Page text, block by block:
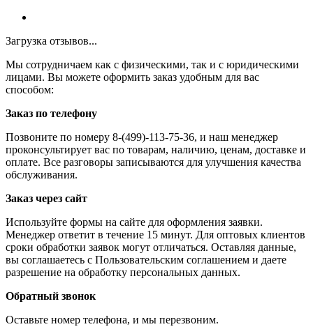
Загрузка отзывов...
Мы сотрудничаем как с физическими, так и с юридическими
лицами. Вы можете оформить заказ удобным для вас
способом:
Заказ по телефону
Позвоните по номеру 8-(499)-113-75-36, и наш менеджер
проконсультирует вас по товарам, наличию, ценам, доставке и
оплате. Все разговоры записываются для улучшения качества
обслуживания.
Заказ через сайт
Используйте формы на сайте для оформления заявки.
Менеджер ответит в течение 15 минут. Для оптовых клиентов
сроки обработки заявок могут отличаться. Оставляя данные,
вы соглашаетесь с Пользовательским соглашением и даете
разрешение на обработку персональных данных.
Обратный звонок
Оставьте номер телефона, и мы перезвоним.